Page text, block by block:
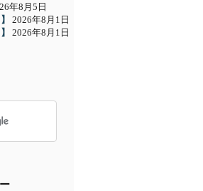
年8月5日
2026年8月1日
2026年8月1日